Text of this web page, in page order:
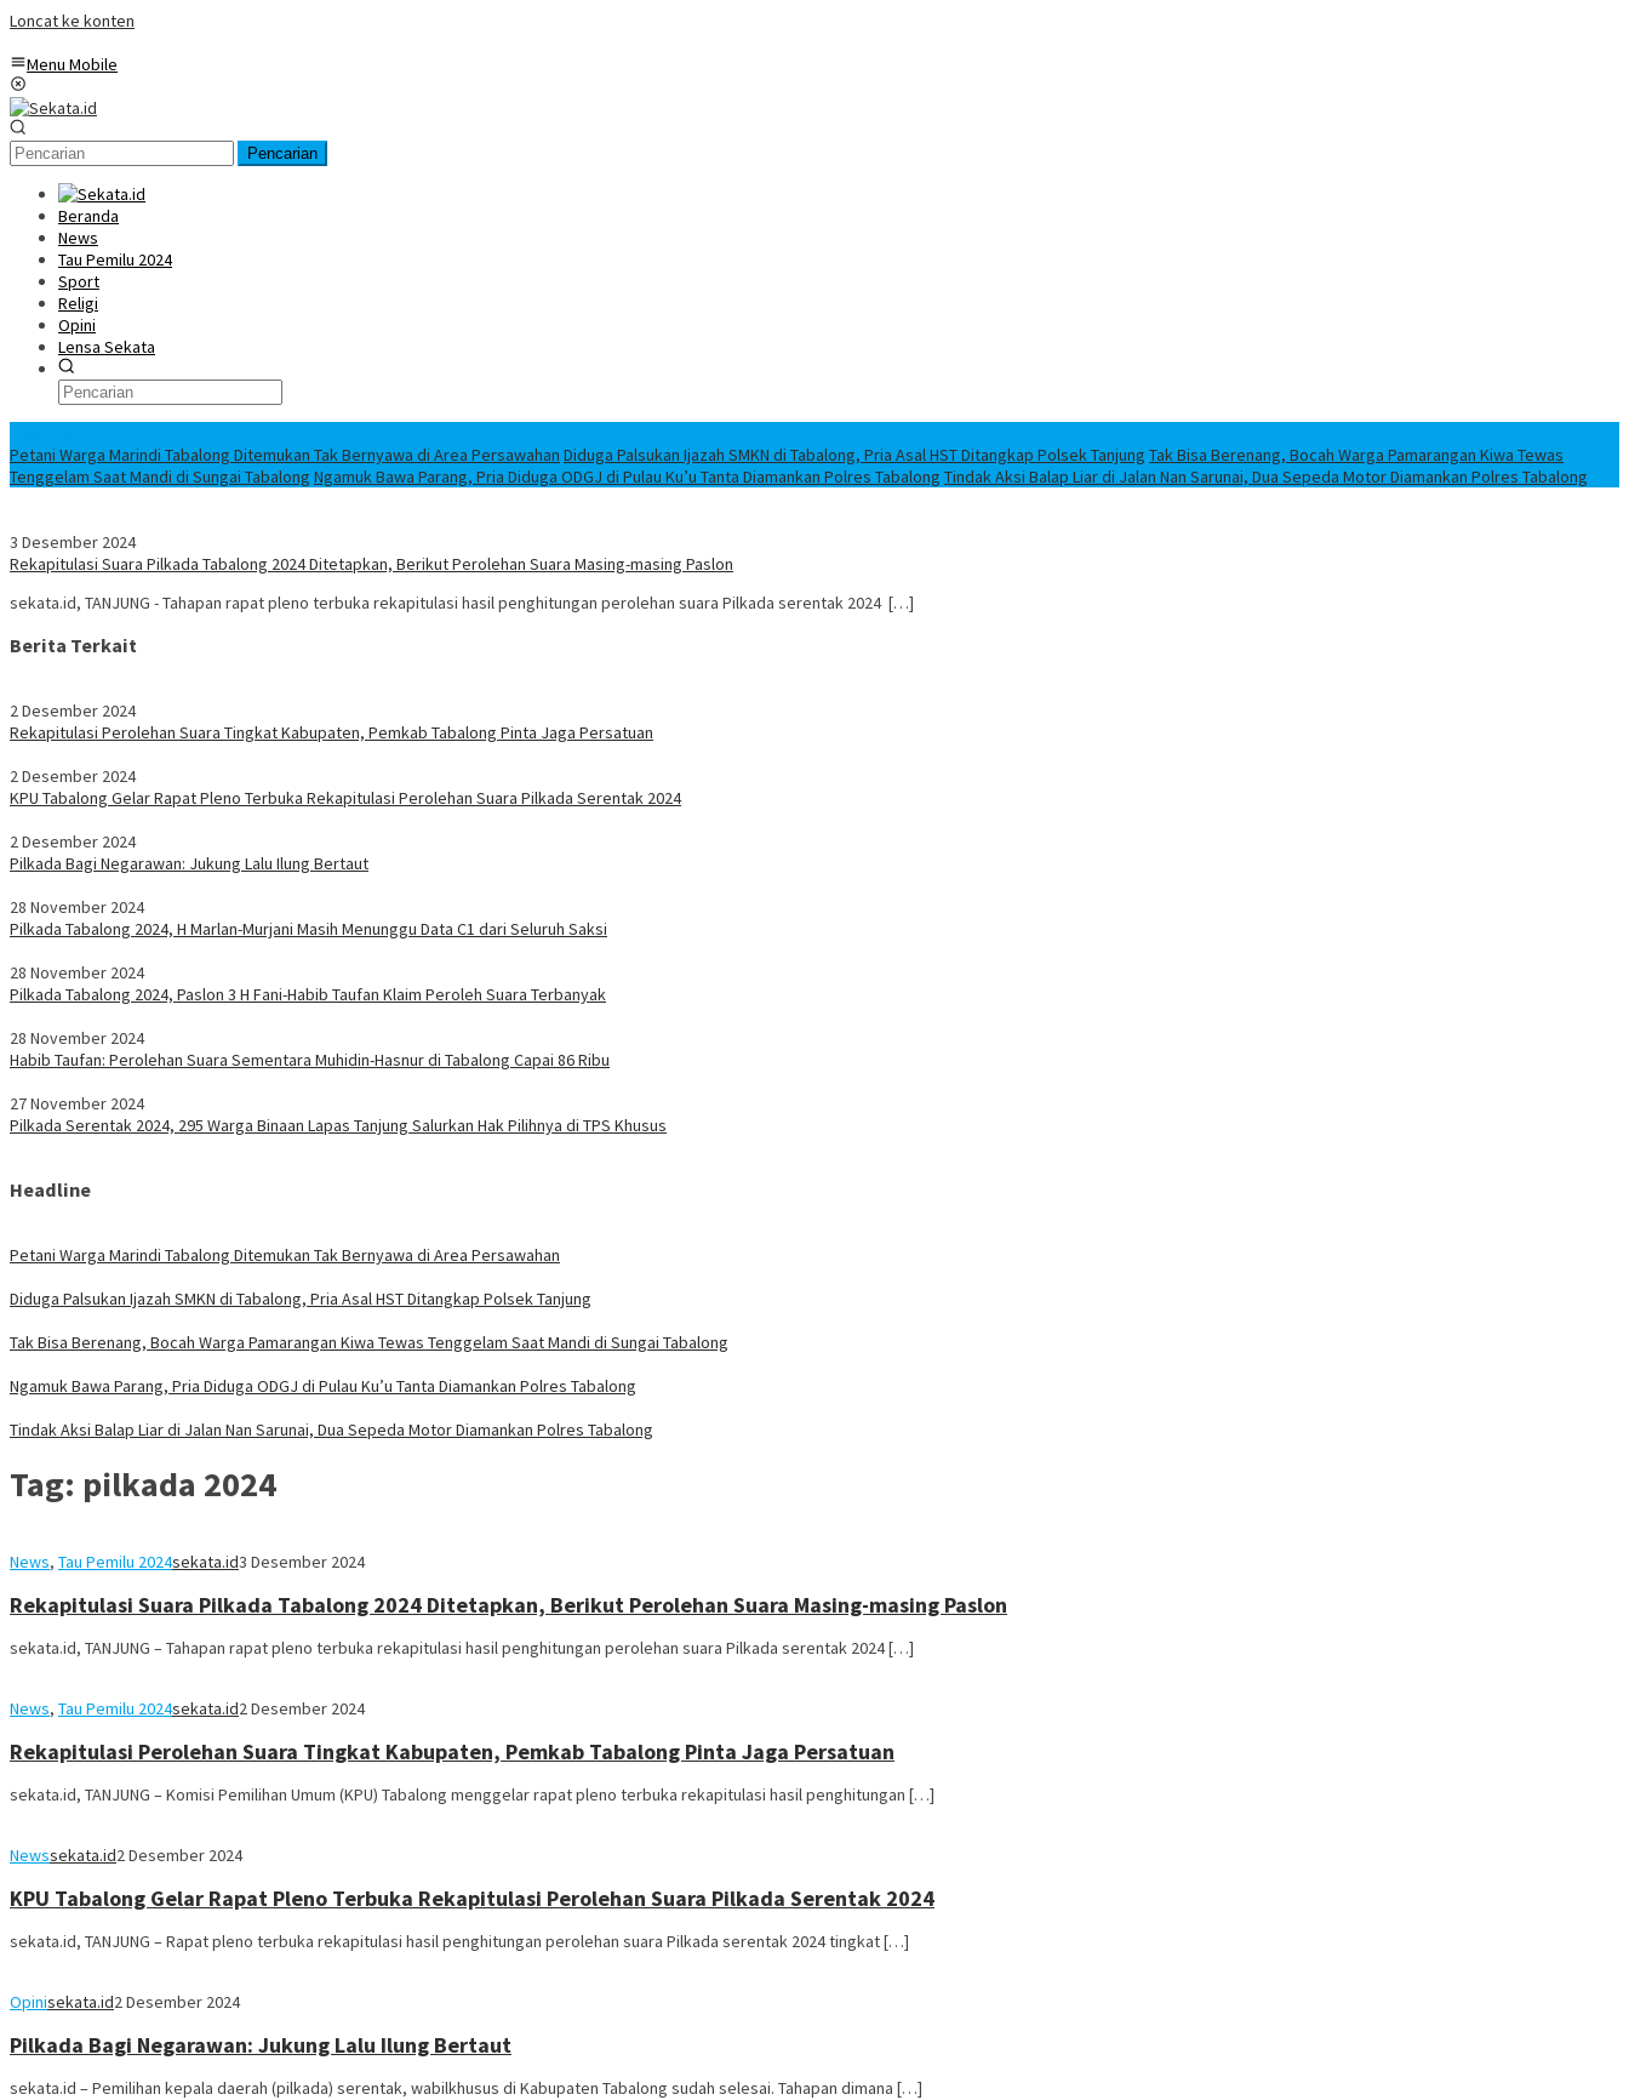
Loncat ke konten
Menu Mobile
Pencarian
Beranda
News
Tau Pemilu 2024
Sport
Religi
Opini
Lensa Sekata
Petani Warga Marindi Tabalong Ditemukan Tak Bernyawa di Area Persawahan Diduga Palsukan Ijazah SMKN di Tabalong, Pria Asal HST Ditangkap Polsek Tanjung Tak Bisa Berenang, Bocah Warga Pamarangan Kiwa Tewas
Tenggelam Saat Mandi di Sungai Tabalong Ngamuk Bawa Parang, Pria Diduga ODGJ di Pulau Ku’u Tanta Diamankan Polres Tabalong Tindak Aksi Balap Liar di Jalan Nan Sarunai, Dua Sepeda Motor Diamankan Polres Tabalong
3 Desember 2024
Rekapitulasi Suara Pilkada Tabalong 2024 Ditetapkan, Berikut Perolehan Suara Masing-masing Paslon
sekata.id, TANJUNG - Tahapan rapat pleno terbuka rekapitulasi hasil penghitungan perolehan suara Pilkada serentak 2024 […]
Berita Terkait
2 Desember 2024
Rekapitulasi Perolehan Suara Tingkat Kabupaten, Pemkab Tabalong Pinta Jaga Persatuan
2 Desember 2024
KPU Tabalong Gelar Rapat Pleno Terbuka Rekapitulasi Perolehan Suara Pilkada Serentak 2024
2 Desember 2024
Pilkada Bagi Negarawan: Jukung Lalu Ilung Bertaut
28 November 2024
Pilkada Tabalong 2024, H Marlan-Murjani Masih Menunggu Data C1 dari Seluruh Saksi
28 November 2024
Pilkada Tabalong 2024, Paslon 3 H Fani-Habib Taufan Klaim Peroleh Suara Terbanyak
28 November 2024
Habib Taufan: Perolehan Suara Sementara Muhidin-Hasnur di Tabalong Capai 86 Ribu
27 November 2024
Pilkada Serentak 2024, 295 Warga Binaan Lapas Tanjung Salurkan Hak Pilihnya di TPS Khusus
Headline
Petani Warga Marindi Tabalong Ditemukan Tak Bernyawa di Area Persawahan
Diduga Palsukan Ijazah SMKN di Tabalong, Pria Asal HST Ditangkap Polsek Tanjung
Tak Bisa Berenang, Bocah Warga Pamarangan Kiwa Tewas Tenggelam Saat Mandi di Sungai Tabalong
Ngamuk Bawa Parang, Pria Diduga ODGJ di Pulau Ku’u Tanta Diamankan Polres Tabalong
Tindak Aksi Balap Liar di Jalan Nan Sarunai, Dua Sepeda Motor Diamankan Polres Tabalong
Tag: pilkada 2024
News, Tau Pemilu 2024sekata.id3 Desember 2024
Rekapitulasi Suara Pilkada Tabalong 2024 Ditetapkan, Berikut Perolehan Suara Masing-masing Paslon
sekata.id, TANJUNG – Tahapan rapat pleno terbuka rekapitulasi hasil penghitungan perolehan suara Pilkada serentak 2024 […]
News, Tau Pemilu 2024sekata.id2 Desember 2024
Rekapitulasi Perolehan Suara Tingkat Kabupaten, Pemkab Tabalong Pinta Jaga Persatuan
sekata.id, TANJUNG – Komisi Pemilihan Umum (KPU) Tabalong menggelar rapat pleno terbuka rekapitulasi hasil penghitungan […]
Newssekata.id2 Desember 2024
KPU Tabalong Gelar Rapat Pleno Terbuka Rekapitulasi Perolehan Suara Pilkada Serentak 2024
sekata.id, TANJUNG – Rapat pleno terbuka rekapitulasi hasil penghitungan perolehan suara Pilkada serentak 2024 tingkat […]
Opinisekata.id2 Desember 2024
Pilkada Bagi Negarawan: Jukung Lalu Ilung Bertaut
sekata.id – Pemilihan kepala daerah (pilkada) serentak, wabilkhusus di Kabupaten Tabalong sudah selesai. Tahapan dimana […]